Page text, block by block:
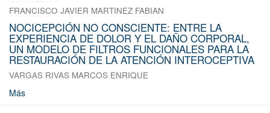
FRANCISCO JAVIER MARTINEZ FABIAN
NOCICEPCIÓN NO CONSCIENTE: ENTRE LA
EXPERIENCIA DE DOLOR Y EL DAÑO CORPORAL,
UN MODELO DE FILTROS FUNCIONALES PARA LA
RESTAURACIÓN DE LA ATENCIÓN INTEROCEPTIVA
VARGAS RIVAS MARCOS ENRIQUE
Más